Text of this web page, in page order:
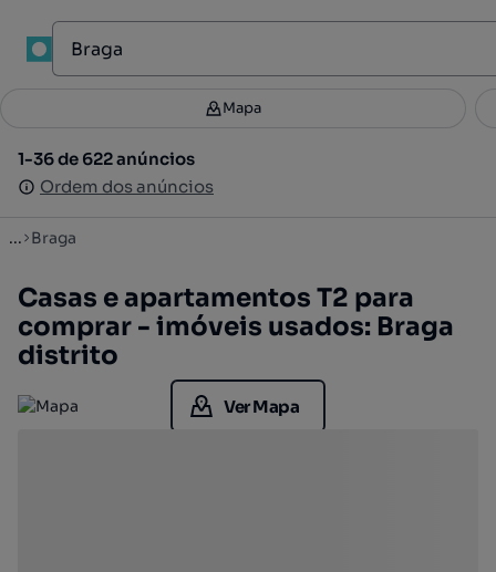
Filtros 3
1-36 de 622 anúncios
Ordem dos anúncios
Mapa
1-36 de 622 anúncios
Ordem dos anúncios
... Braga
Casas e apartamentos T2 para
comprar - imóveis usados: Braga
distrito
Ver Mapa